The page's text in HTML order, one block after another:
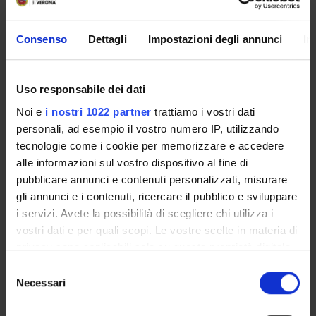
Consenso Dettagli Impostazioni degli annunci
Uso responsabile dei dati
Noi e i nostri 1022 partner trattiamo i vostri dati
personali, ad esempio il vostro numero IP, utilizzando
tecnologie come i cookie per memorizzare e accedere
alle informazioni sul vostro dispositivo al fine di
pubblicare annunci e contenuti personalizzati, misurare
gli annunci e i contenuti, ricercare il pubblico e sviluppare
i servizi. Avete la possibilità di scegliere chi utilizza i
vostri dati e per quali scopi. Le vostre scelte in materia di
privacy sono applicabili solo su questa proprietà digitale
modificare o revocare il proprio consenso in qualsiasi
momento dalla Dichiarazione sui cookie o facendo clic
delNecessari
3.1. Vari tipi di entropia e rapporti reciproci.
3.2. Sorgenti stocastiche e marcoviane.
---------------------
4.1. Sequenze tipiche ed AEP (Asintotic Equipartition
Propety).
5. Trasmissione
---------------------
5.1. Codici di trasmissione, capacita' di canale e tasso di
trasmissione.
5.2. Secondo Teorema di Shannon
5.3. Cenno ai codici autocorrettori (Codici di Hamming).
-------------------------
6.1. Estensione al continuo dei concetti entropici.